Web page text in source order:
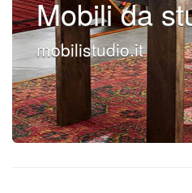
Mobili da
mobilistudio.it